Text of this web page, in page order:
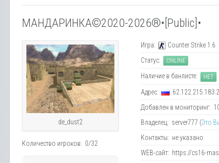
МАНДАРИНКА©2020-2026®•[Public]•
de_dust2
Количество игроков: 0/32
Игра:
Counter Strike 1.6
Статус:
ONLINE
Наличие в банлисте: НЕТ
Адрес:
Добавлен в мониторинг:
Владелец: server777 (Это
Контакты: не указано
WEB-сайт: https://cs16-